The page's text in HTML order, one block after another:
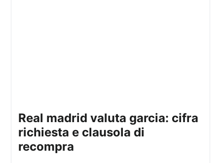
real madrid valuta garcia: cifra
richiesta e clausola di
recompra